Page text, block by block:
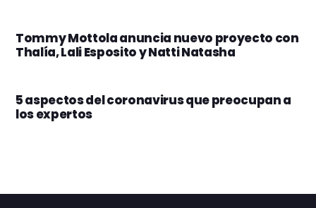
Tommy Mottola anuncia nuevo proyecto con
Thalía, Lali Esposito y Natti Natasha
5 aspectos del coronavirus que preocupan a
los expertos